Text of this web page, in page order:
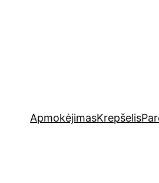
ApmokėjimasKrepšelis